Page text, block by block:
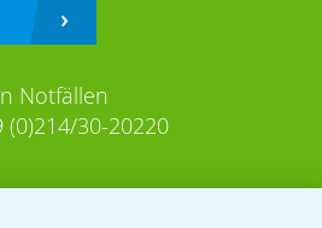
Notfällen
(0)214/30-20220